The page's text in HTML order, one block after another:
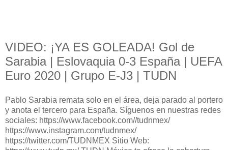
VIDEO: ¡YA ES GOLEADA! Gol de
Sarabia | Eslovaquia 0-3 España | UEFA
Euro 2020 | Grupo E-J3 | TUDN
Pablo Sarabia remata solo en el área, deja parado al portero
y anota el tercero para España. Síguenos en nuestras redes
sociales: https://www.facebook.com//tudnmex/
https://www.instagram.com/tudnmex/
https://twitter.com/TUDNMEX Sitio Web: